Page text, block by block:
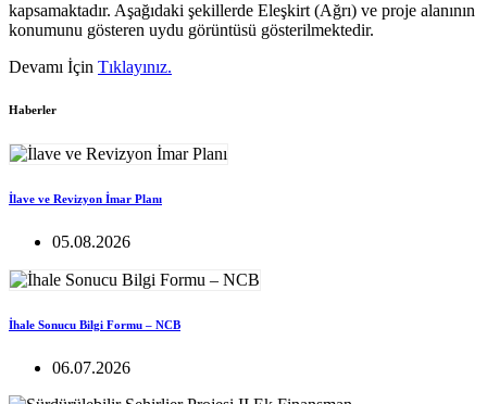
kapsamaktadır. Aşağıdaki şekillerde Eleşkirt (Ağrı) ve proje alanının
konumunu gösteren uydu görüntüsü gösterilmektedir.
Devamı İçin Tıklayınız.
Haberler
İlave ve Revizyon İmar Planı
05.08.2026
İhale Sonucu Bilgi Formu – NCB
06.07.2026